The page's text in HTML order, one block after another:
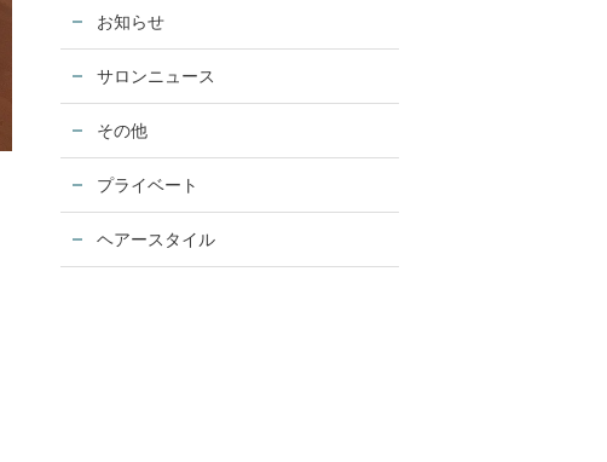
お知らせ
サロンニュース
その他
プライベート
ヘアースタイル